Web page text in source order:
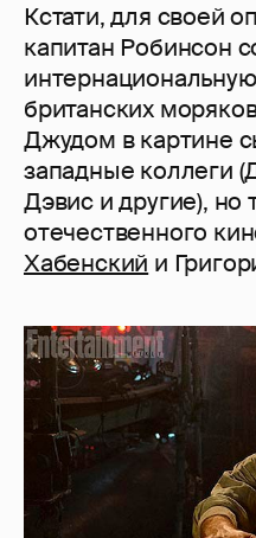
Кстати, для своей
капитан Робинсон
британских
Джудом в картине
западные коллеги
Дэвис и другие), но
отечественного
Хабенский и